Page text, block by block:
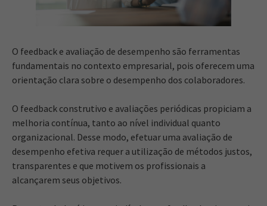
O feedback e avaliação de desempenho são ferramentas
fundamentais no contexto empresarial, pois oferecem uma
orientação clara sobre o desempenho dos colaboradores.
O feedback construtivo e avaliações periódicas propiciam a
melhoria contínua, tanto ao nível individual quanto
organizacional. Desse modo, efetuar uma avaliação de
desempenho efetiva requer a utilização de métodos justos,
transparentes e que motivem os profissionais a
alcançarem seus objetivos.